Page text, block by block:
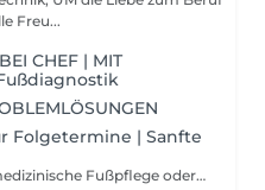
Freu...
CHEF | MIT
Folgetermine | Sanfte
Wenn Sie zum ersten Mal eine medizinische Fußpflege oder eine Intensivpflege bei unserem Chef buchen, wählen Sie bitte immer zuerst die Behandlung „ERSTES MAL FUSSPFLEGE BEI CHEF“. Ihr Therapeut berät Sie im Anschluss persönlich, ob für Sie künftig kurze oder klassische Termine ideal sind. So sichern wir Ihr optimales Ergebnis – für dauerhaft gesunde, gepflegte und glückliche Füße.